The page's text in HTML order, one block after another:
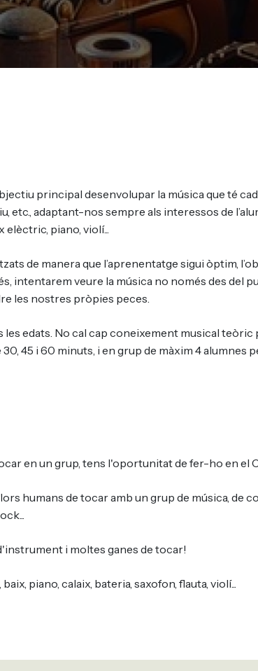
principal desenvolupar la música que té
etc., adaptant-nos sempre als interessos de
piano, violí...
de manera que l’aprenentatge sigui òptim,
intentarem veure la música no només des del
les nostres pròpies peces.
les edats. No cal cap coneixement musical
45 i 60 minuts, i en grup de màxim 4 alumnes
en un grup, tens l'oportunitat de fer-ho en el
humans de tocar amb un grup de música, de
i moltes ganes de tocar!
piano, calaix, bateria, saxofon, flauta, violí...